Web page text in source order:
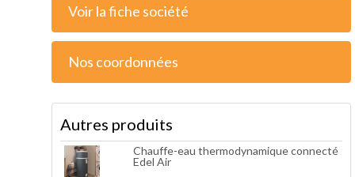
Voir la fiche société
Nos coordonnées
Autres produits
Chauffe-eau thermodynamique connecté
Edel Air